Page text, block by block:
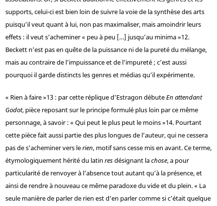
supports, celui-ci est bien loin de suivre la voie de la synthèse des arts
puisqu’il veut quant à lui, non pas maximaliser, mais amoindrir leurs
effets : il veut s’acheminer « peu à peu […] jusqu’au minima »12.
Beckett n’est pas en quête de la puissance ni de la pureté du mélange,
mais au contraire de l’impuissance et de l’impureté ; c’est aussi
pourquoi il garde distincts les genres et médias qu’il expérimente.
« Rien à faire »13: par cette réplique d’Estragon débuteEn attendant
Godot, pièce reposant sur le principe formulé plus loin par ce même
personnage, à savoir : « Qui peut le plus peut le moins »14. Pourtant
cette pièce fait aussi partie des plus longues de l’auteur, qui ne cessera
pas de s’acheminer vers lerien, motif sans cesse mis en avant. Ce terme,
étymologiquement hérité du latin resdésignant lachose, a pour
particularité de renvoyer à l’absence tout autant qu’à la présence, et
ainsi de rendre à nouveau ce même paradoxe du vide et du plein. « La
seule manière de parler de rien est d’en parler comme si c’était quelque